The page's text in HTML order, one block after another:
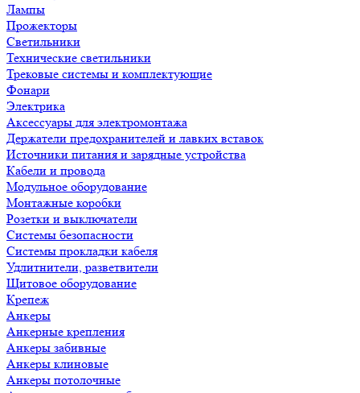
Лампы
Прожекторы
Светильники
Технические светильники
Трековые системы и комплектующие
Фонари
Электрика
Аксессуары для электромонтажа
Держатели предохранителей и лавких вставок
Источники питания и зарядные устройства
Кабели и провода
Модульное оборудование
Монтажные коробки
Розетки и выключатели
Системы безопасности
Системы прокладки кабеля
Удлитнители, разветвители
Щитовое оборудование
Крепеж
Анкеры
Анкерные крепления
Анкеры забивные
Анкеры клиновые
Анкеры потолочные